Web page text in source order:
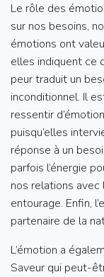
Le rôle des
sur nos besoins,
émotions ont
elles indiquent ce
peur traduit un
inconditionnel. Il
ressentir
puisqu’elles
réponse à un
parfois l’énergie
nos relations
entourage. Enfin,
partenaire de la
L’émotion a
Saveur qui peut-